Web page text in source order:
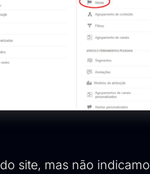
site, mas não